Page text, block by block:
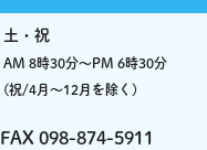
土・祝
AM 8時30分～PM 6時30分
(祝/4月～12月を除く)
FAX 098-874-5911